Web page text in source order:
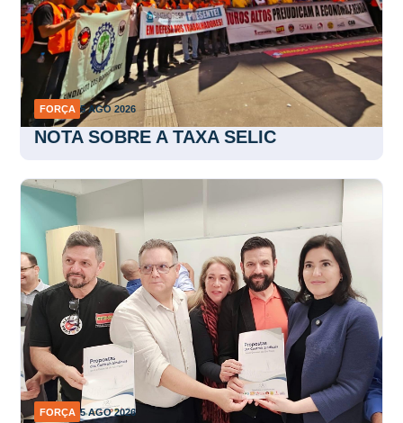
FORÇA 5 AGO 2026
NOTA SOBRE A TAXA SELIC
FORÇA 5 AGO 2026